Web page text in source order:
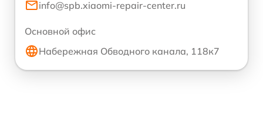
info@spb.xiaomi-repair-center.ru
Основной офис
Набережная Обводного канала, 118к7